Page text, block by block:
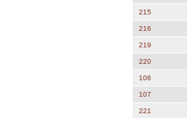
215
216
219
220
106
107
221